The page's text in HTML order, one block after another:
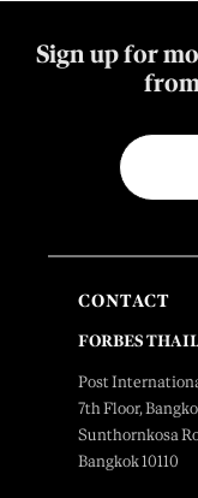
Sign up for
CONTACT
FORBES
Post
7th Floor,
Sunthornkosa
Bangkok 10110